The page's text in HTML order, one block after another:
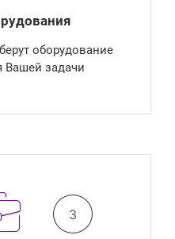
оборудование
Вашей задачи
3